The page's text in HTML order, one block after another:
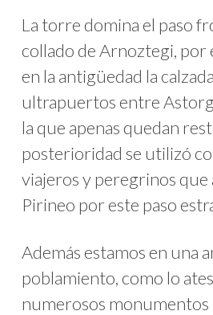
La torre domina el paso
collado de Arnoztegi, por
en la antigüedad la
ultrapuertos entre
la que apenas quedan
posterioridad se utilizó
viajeros y peregrinos que
Pirineo por este paso
Además estamos en una
poblamiento, como lo
numerosos monumentos